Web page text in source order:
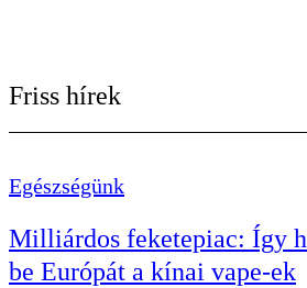
Friss hírek
Egészségünk
Milliárdos feketepiac: Így
be Európát a kínai vape-ek